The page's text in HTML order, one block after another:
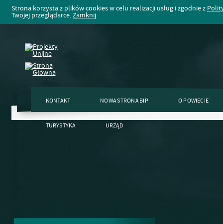
Strona korzysta z plików cookies w celu realizacji usług i zgodnie z
Twojej przeglądarce.Zamknij
KONTAKT NOWA STRONA BIP O POWIECIE
TURYSTYKA URZĄD